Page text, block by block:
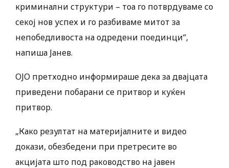
криминални структури – тоа го потврдуваме со
секој нов успех и го разбиваме митот за
непобедливоста на одредени поединци“,
напиша Јанев.
ОЈО претходно информираше дека за двајцата
приведени побарани се притвор и куќен
притвор.
„Како резултат на материјалните и видео
докази, обезбедени при претресите во
акцијата што под раководство на јавен